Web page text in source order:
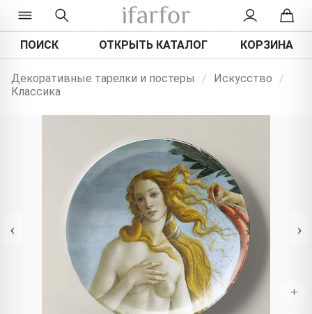
ПОИСК ОТКРЫТЬ КАТАЛОГ КОРЗИНА
Декоративные тарелки и постеры / Искусство
/
Классика
‹ ›
+